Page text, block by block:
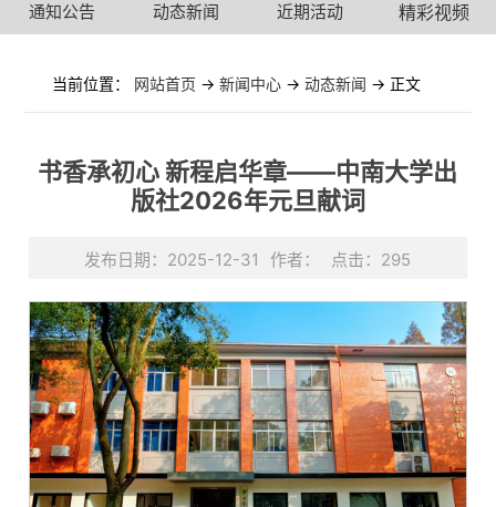
通知公告 动态新闻 近期活动 精彩视频
当前位置： 网站首页 ->新闻中心 ->动态新闻 -> 正文
书香承初心 新程启华章——中南大学出
版社2026年元旦献词
发布日期：2025-12-31 作者： 点击： 295